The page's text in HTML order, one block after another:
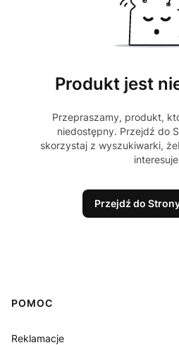
Produkt jest
Przepraszamy, produkt,
niedostępny. Przejdź do
skorzystaj z wyszukiwarki,
Przejdź do
Linki w stopce
POMOC
Reklamacje